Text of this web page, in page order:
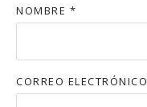
NOMBRE *
CORREO ELECTRÓNICO